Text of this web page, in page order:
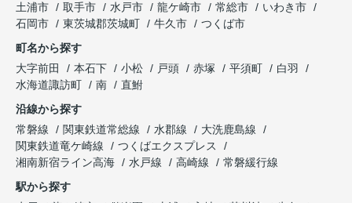
土浦市
取手市 水戸市 龍ケ崎市 常総市
いわき市
石岡市
東茨城郡茨城町 牛久市
つくば市
町名から探す
大字前田
本石下 小松 戸頭 赤塚 平須町
白羽
水海道諏訪町
南
直鮒
沿線から探す
常磐線
関東鉄道常総線 水郡線
大洗鹿島線
関東鉄道竜ケ崎線
つくばエクスプレス
湘南新宿ライン高海
水戸線 高崎線
常磐緩行線
駅から探す